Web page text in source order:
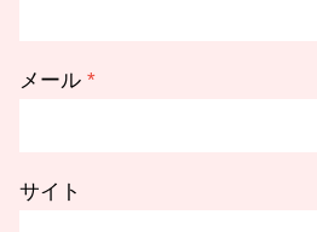
メール *
サイト